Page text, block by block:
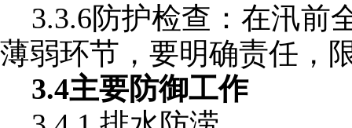
3.3.6防护检查：在汛前
薄弱环节，要明确责任，
3.4主要防御工作